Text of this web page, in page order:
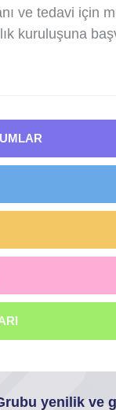
ve tedavi için
kuruluşuna
yenilik ve